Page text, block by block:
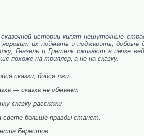
истории кипят нешуточные
норовит их поймать и поджарить, добрые
Гензель и Гретель сжигают в печке
похоже на триллер, а не на сказку.
сказки, бойся лжи.
— сказка не обманет
сказку расскажи
больше правды станет.
Берестов